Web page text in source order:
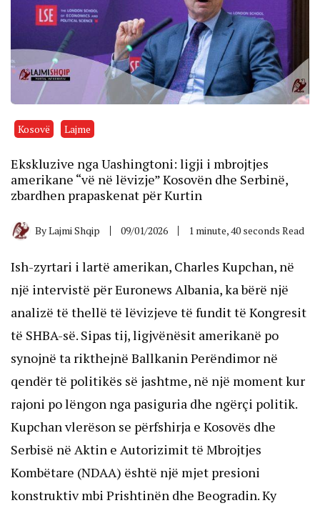
Kosovë Lajme
Ekskluzive nga Uashingtoni: ligji i mbrojtjes
amerikane “vë në lëvizje” Kosovën dhe Serbinë,
zbardhen prapaskenat për Kurtin
ByLajmi Shqip 09/01/2026 1 minute, 40 seconds Read
Ish-zyrtari i lartë amerikan, Charles Kupchan, në
një intervistë për Euronews Albania, ka bërë një
analizë të thellë të lëvizjeve të fundit të Kongresit
të SHBA-së. Sipas tij, ligjvënësit amerikanë po
synojnë ta rikthejnë Ballkanin Perëndimor në
qendër të politikës së jashtme, në një moment kur
rajoni po lëngon nga pasiguria dhe ngërçi politik.
Kupchan vlerëson se përfshirja e Kosovës dhe
Serbisë në Aktin e Autorizimit të Mbrojtjes
Kombëtare (NDAA) është një mjet presioni
konstruktiv mbi Prishtinën dhe Beogradin. Ky